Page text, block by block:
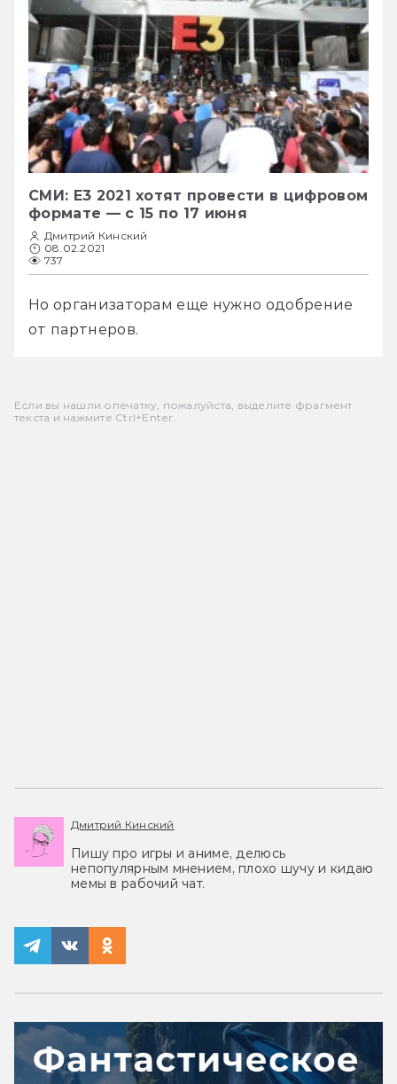
СМИ: E3 2021 хотят провести в цифровом
формате — с 15 по 17 июня
Дмитрий Кинский
08.02.2021
737
Но организаторам еще нужно одобрение
от партнеров.
Если вы нашли опечатку, пожалуйста, выделите фрагмент
текста и нажмите Ctrl+Enter.
Дмитрий Кинский
Пишу про игры и аниме, делюсь
непопулярным мнением, плохо шучу и кидаю
мемы в рабочий чат.